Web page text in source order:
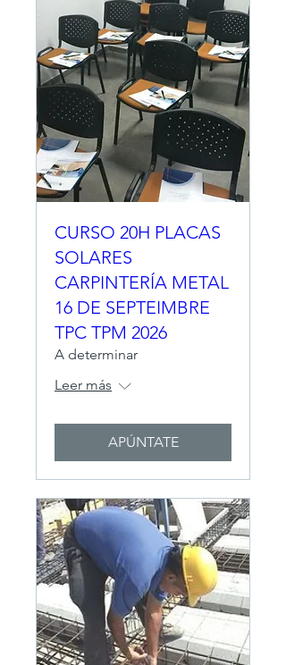
CURSO 20H PLACAS
SOLARES
CARPINTERÍA METAL
16 DE SEPTEIMBRE
TPC TPM 2026
A determinar
Leer más
APÚNTATE